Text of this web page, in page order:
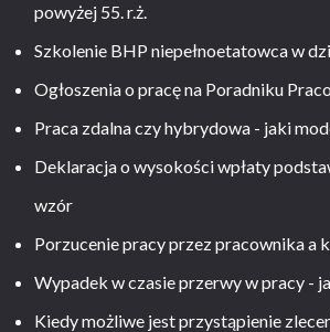
powyżej 55. r.ż.
Szkolenie BHP niepełnoetatowca w
Ogłoszenia o pracę na Poradniku
Praca zdalna czy hybrydowa - jaki
Deklaracja o wysokości wpłaty
wzór
Porzucenie pracy przez pracownika a
Wypadek w czasie przerwy w pracy -
Kiedy możliwe jest przystąpienie